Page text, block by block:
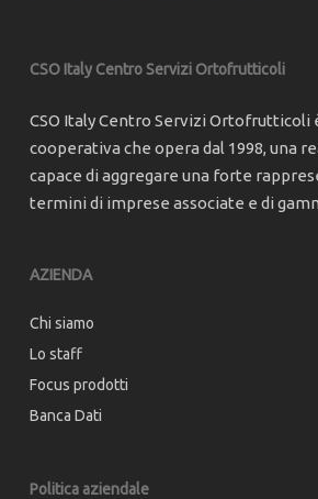
CSO Italy Centro Servizi Ortofrutticoli
CSO Italy Centro Servizi Ortofrutticoli
cooperativa che opera dal 1998, una
capace di aggregare una forte
termini di imprese associate e di
AZIENDA
Chi siamo
Lo staff
Focus prodotti
Banca Dati
Politica aziendale